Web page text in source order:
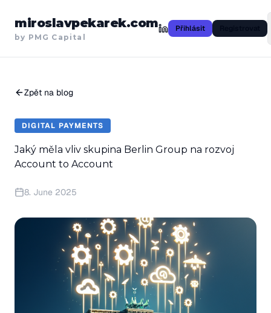
miroslavpekarek.com
by PMG Capital
Přihlásit
Zpět na blog
DIGITAL PAYMENTS
Jaký měla vliv skupina Berlin Group na rozvoj
Account to Account
8. June 2025